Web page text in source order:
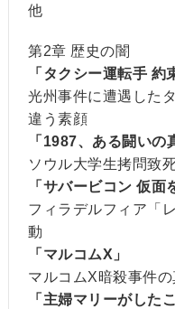
他
第2章 歴史の闇
「タクシー運転手 約
光州事件に遭遇した
違う素顔
「1987、ある闘いの
ソウル大学生拷問致
「サバービコン 仮面
フィラデルフィア「
動
「マルコムX」
マルコムX暗殺事件の
「主婦マリーがしたこ